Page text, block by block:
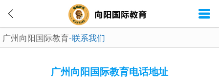
广州向阳国际教育-联系我们
广州向阳国际教育电话地址